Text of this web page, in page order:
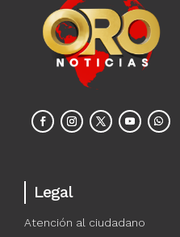
Legal
Atención al ciudadano